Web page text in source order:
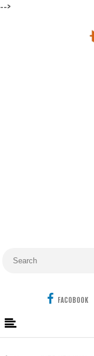
-->
FACOBOOK